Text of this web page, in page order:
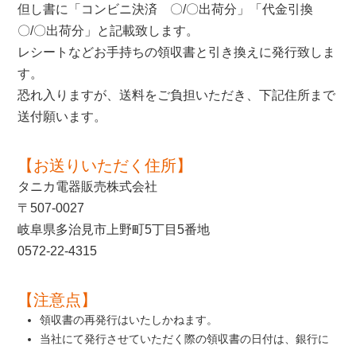
但し書に「コンビニ決済 〇/〇出荷分」「代金引換
〇/〇出荷分」と記載致します。
レシートなどお手持ちの領収書と引き換えに発行致しま
す。
恐れ入りますが、送料をご負担いただき、下記住所まで
送付願います。
【お送りいただく住所】
タニカ電器販売株式会社
〒507-0027
岐阜県多治見市上野町5丁目5番地
0572-22-4315
【注意点】
領収書の再発行はいたしかねます。
当社にて発行させていただく際の領収書の日付は、銀行に